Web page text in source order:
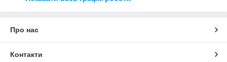
Про нас
Контакти